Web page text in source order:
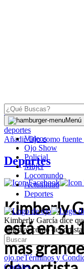
Menú
Videos
Ojo Show
Policial
Mujer
Locomundo
Actualidad
Deportes
Kimberly García dice
objetivo cómo deportista
ojo.peTérminos y
Cookies
OJO
deportes
AñadirOjocomo fuente
Deportes
Kimberly
está en su
más